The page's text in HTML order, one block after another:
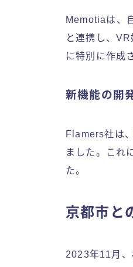
Memotiaは、
と連携し、
に特別に作成
新機能の開
Flamers社は
ました。これ
た。
京都市と
2023年11月